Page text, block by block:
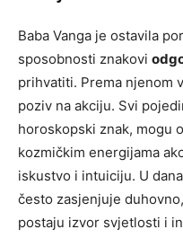
Baba Vanga je ostavila
sposobnosti znakovi
prihvatiti. Prema njenom
poziv na akciju. Svi
horoskopski znak, mogu
kozmičkim energijama
iskustvo i intuiciju. U
često zasjenjuje
postaju izvor svjetlosti i